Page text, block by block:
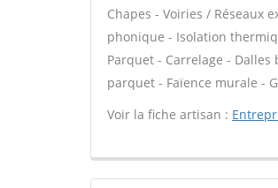
Chapes - Voiries / Réseaux
phonique - Isolation
Parquet - Carrelage -
parquet - Faïence murale -
Voir la fiche artisan :